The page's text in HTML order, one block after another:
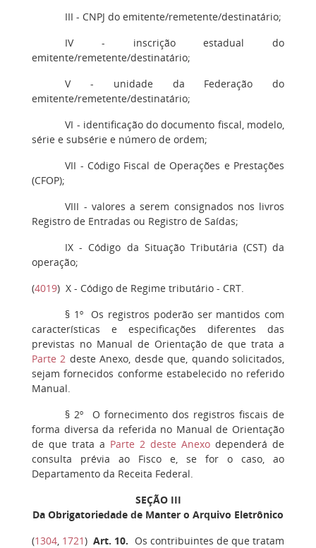
III- CNPJ do emitente/remetente/destinatário;
IV - inscrição estadual do
emitente/remetente/destinatário;
V- unidade da Federação do
emitente/remetente/destinatário;
VI - identificação do documento fiscal, modelo,
série e subsérie e número de ordem;
VII - Código Fiscal de Operações e Prestações
(CFOP);
VIII - valores a serem consignados nos livros
Registro de Entradas ou Registro de Saídas;
IX- Código da Situação Tributária (CST) da
operação;
(4019) X - Código de Regime tributário - CRT.
§ 1º
Os registros poderão ser mantidos com
características e especificações diferentes das
previstas no Manual de Orientação de que trata a
Parte 2 deste Anexo, desde que, quando solicitados,
sejam fornecidos conforme estabelecido no referido
Manual.
§ 2º
O fornecimento dos registros fiscais de
forma diversa da referida no Manual de Orientação
de que trata a Parte 2 deste Anexo dependerá de
consulta prévia ao Fisco e, se for o caso, ao
Departamento da Receita Federal.
SEÇÃO III
Da Obrigatoriedade de Manter o Arquivo Eletrônico
(1304, 1721) Art. 10. Os contribuintes de que tratam